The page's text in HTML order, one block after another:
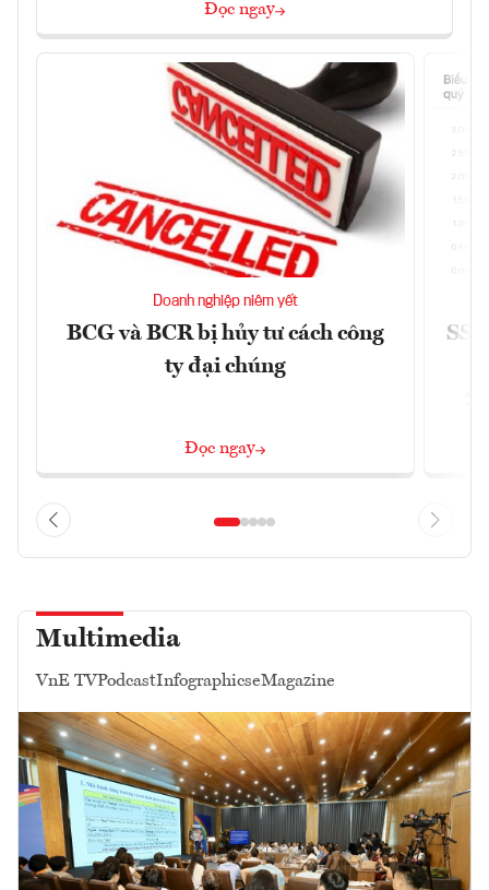
Đọc ngay
Doanh nghiệp niêm yết
BCG và BCR bị hủy tư cách công
ty đại chúng
Đọc ngay
SSI
Multimedia
VnE TVPodcastInfographicseMagazine